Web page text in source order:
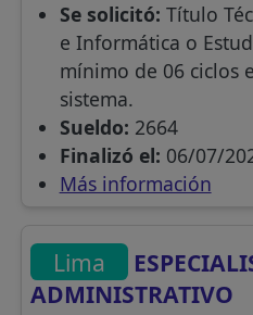
Se solicitó: Título
e Informática o
mínimo de 06 ciclos
sistema.
Sueldo: 2664
Finalizó el: 06/07/
Más información
Lima
ADMINISTRATIVO